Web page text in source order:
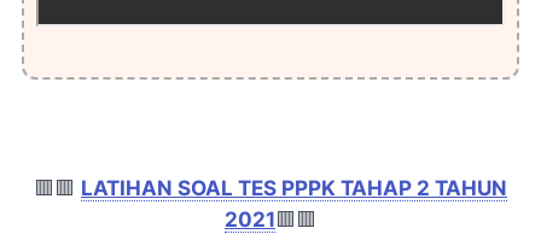
🟥🟥 LATIHAN SOAL TES PPPK TAHAP 2 TAHUN
2021 🟥🟥